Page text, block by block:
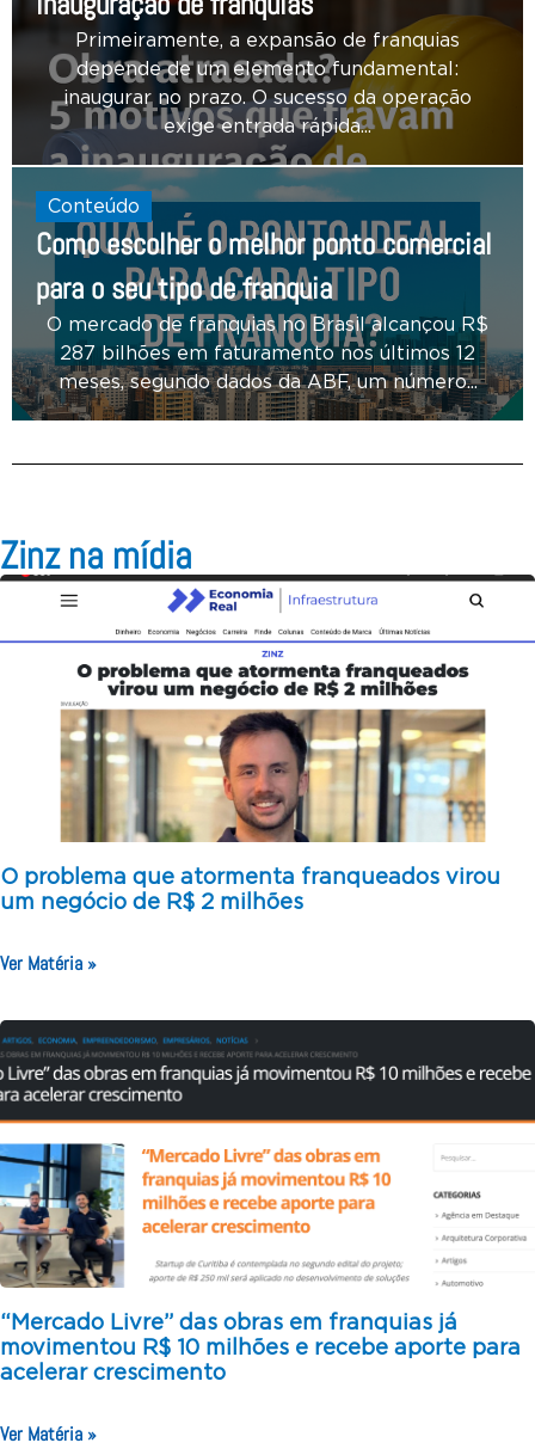
Primeiramente, a expansão de franquias
depende de um elemento fundamental:
inaugurar no prazo. O sucesso da operação
exige entrada rápida...
Conteúdo
Como escolher o melhor ponto comercial
para o seu tipo de franquia
O mercado de franquias no Brasil alcançou R$
287 bilhões em faturamento nos últimos 12
meses, segundo dados da ABF, um número...
Zinz na mídia
O problema que atormenta franqueados virou
um negócio de R$ 2 milhões
Ver Matéria »
“Mercado Livre” das obras em franquias já
movimentou R$ 10 milhões e recebe aporte para
acelerar crescimento
Ver Matéria »